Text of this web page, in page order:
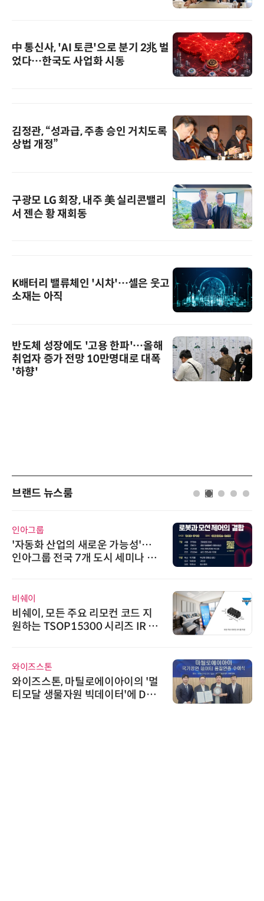
中 통신사, 'AI 토큰'으로 분기 2兆 벌
었다…한국도 사업화 시동
김정관, “성과급, 주총 승인 거치도록
상법 개정”
구광모 LG 회장, 내주 美 실리콘밸리
서 젠슨 황 재회동
K배터리 밸류체인 '시차'…셀은 웃고
소재는 아직
반도체 성장에도 '고용 한파'…올해
취업자 증가 전망 10만명대로 대폭
'하향'
브랜드 뉴스룸
인아그룹
'자동화 산업의 새로운 가능성'…
인아그룹 전국 7개 도시 세미나 페
비쉐이
비쉐이, 모든 주요 리모컨 코드 지
원하는 TSOP15300 시리즈 IR 수
와이즈스톤
와이즈스톤, 마틸로에이아이의 '멀
티모달 생물자원 빅데이터'에 DQ